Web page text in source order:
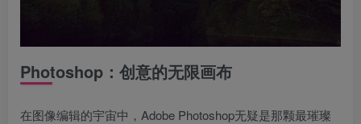
Photoshop：创意的无限画布
在图像编辑的宇宙中，Adobe Photoshop无疑是那颗最璀璨